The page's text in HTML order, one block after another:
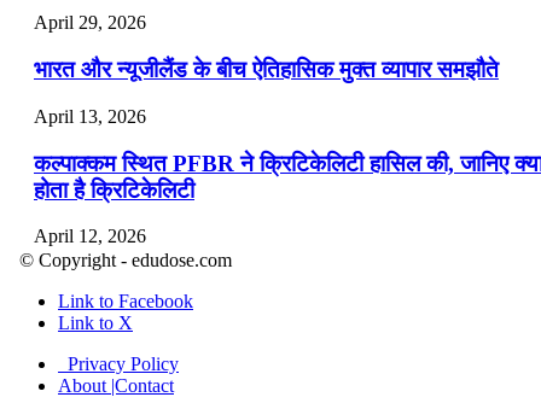
April 29, 2026
भारत और न्यूजीलैंड के बीच ऐतिहासिक मुक्त व्यापार समझौते
April 13, 2026
कल्पाक्कम स्थित PFBR ने क्रिटिकेलिटी हासिल की, जानिए
होता है क्रिटिकेलिटी
April 12, 2026
April 9, 2026
नासा का आर्टेमिस-2 मिशन: मनुष्य एक बार फिर से चंद्रमा के
© Copyright - edudose.com
Link to Facebook
Link to X
Privacy Policy
About |Contact